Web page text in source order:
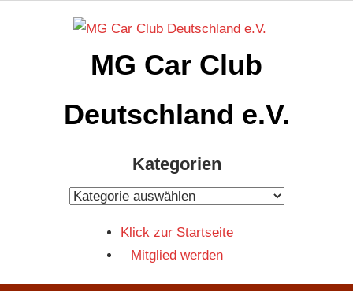
MG Car Club
Deutschland e.V.
Kategorien
Kategorien
Klick zur Startseite
Mitglied werden